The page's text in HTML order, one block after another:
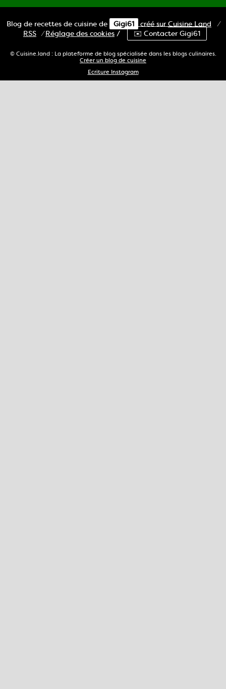
Blog de recettes de cuisine de Gigi61 créé sur Cuisine Land
⁄
RSS ⁄Réglage des cookies / ✉️ Contacter Gigi61
© Cuisine.land : La plateforme de blog spécialisée dans les blogs culinaires.
Créer un blog de cuisine
Ecriture Instagram